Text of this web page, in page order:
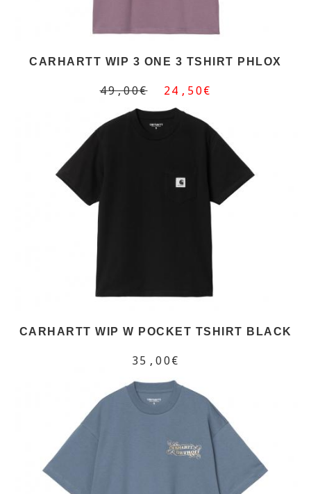
CARHARTT WIP 3 ONE 3 TSHIRT PHLOX
49,00€ 24,50€
CARHARTT WIP W POCKET TSHIRT BLACK
35,00€